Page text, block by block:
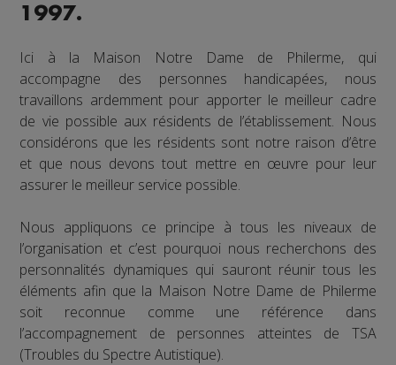
1997.
Ici à la Maison Notre Dame de Philerme, qui
accompagne des personnes handicapées, nous
travaillons ardemment pour apporter le meilleur cadre
de vie possible aux résidents de l’établissement. Nous
considérons que les résidents sont notre raison d’être
et que nous devons tout mettre en œuvre pour leur
assurer le meilleur service possible.
Nous appliquons ce principe à tous les niveaux de
l’organisation et c’est pourquoi nous recherchons des
personnalités dynamiques qui sauront réunir tous les
éléments afin que la Maison Notre Dame de Philerme
soit reconnue comme une référence dans
l’accompagnement de personnes atteintes de TSA
(Troubles du Spectre Autistique).